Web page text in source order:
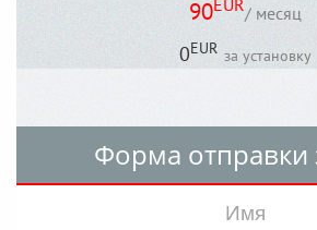
90EUR/ месяц
0EUR за установку
Обратно
Форма отправки